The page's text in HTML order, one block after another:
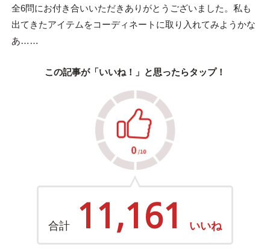
全6問にお付き合いいただきありがとうございました。私も
出てきたアイテムをコーディネートに取り入れてみようかな
あ……
この記事が「いいね！」と思ったらタップ！
合計 11,161 いいね